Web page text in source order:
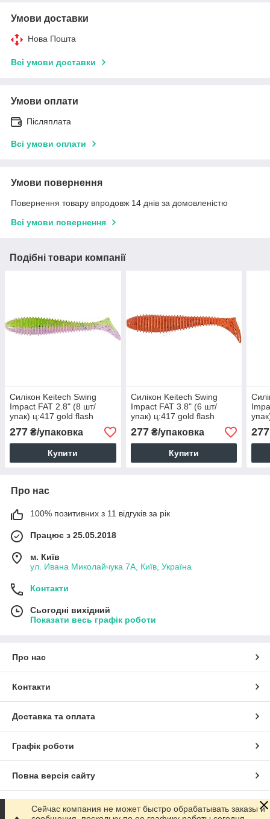
Умови доставки
Нова Пошта
Всі умови доставки
Умови оплати
Післяплата
Всі умови оплати
Умови повернення
Повернення товару впродовж 14 днів за домовленістю
Всі умови повернення
Подібні товари компанії
Силікон Keitech Swing
Impact FAT 2.8" (8 шт/
упак) ц:417 gold flash
minnow
277 ₴/упаковка
Купити
Силікон Keitech Swing
Impact FAT 3.8" (6 шт/
упак) ц:417 gold flash
minnow
277₴/упаковка
Купити
277
Про нас
100% позитивних з 11 відгуків за рік
Працює з 25.05.2018
м. Київ
ул. Ивана Миколайчука 7А, Київ, Україна
Контакти
Сьогодні вихідний
Показати весь графік роботи
Про нас
Контакти
Доставка та оплата
Графік роботи
Повна версія сайту
Сайт створено на маркетплейсі Prom.ua
Сейчас компания не может быстро обрабатывать заказы и